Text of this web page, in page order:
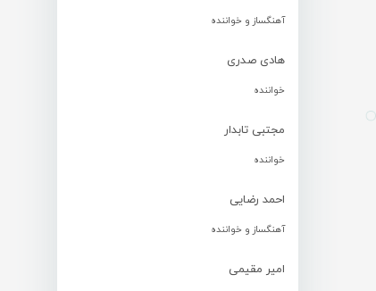
آهنگساز و خواننده
هادی صدری
خواننده
مجتبی تابدار
خواننده
احمد رضایی
آهنگساز و خواننده
امیر مقیمی